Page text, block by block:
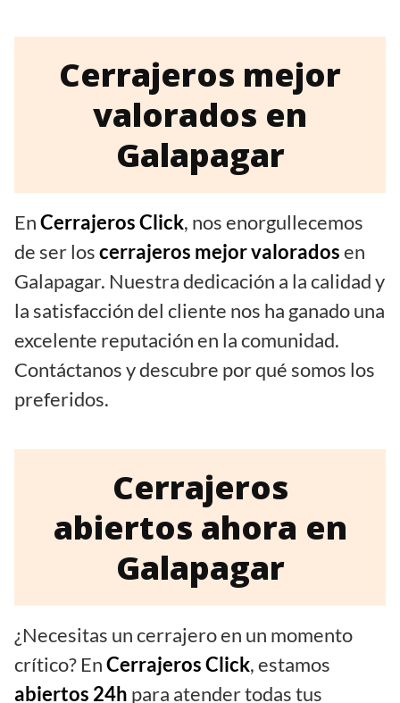
Cerrajeros mejor
valorados en
Galapagar
EnCerrajeros Click, nos enorgullecemos
de ser loscerrajeros mejor valoradosen
Galapagar. Nuestra dedicación a la calidad y
la satisfacción del cliente nos ha ganado una
excelente reputación en la comunidad.
Contáctanos y descubre por qué somos los
preferidos.
Cerrajeros
abiertos ahora en
Galapagar
¿Necesitas un cerrajero en un momento
crítico? EnCerrajeros Click, estamos
abiertos 24h para atender todas tus